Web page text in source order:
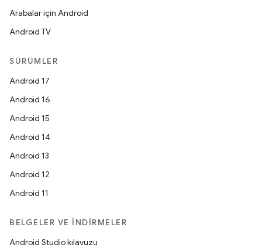
Arabalar için Android
Android TV
SÜRÜMLER
Android 17
Android 16
Android 15
Android 14
Android 13
Android 12
Android 11
BELGELER VE İNDIRMELER
Android Studio kılavuzu